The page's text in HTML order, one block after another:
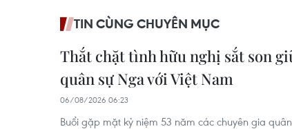
TIN CÙNG CHUYÊN MỤC
Thắt chặt tình hữu nghị sắt son
quân sự Nga với Việt Nam
06/08/2026 06:23
Buổi gặp mặt kỷ niệm 53 năm các chuyên gia